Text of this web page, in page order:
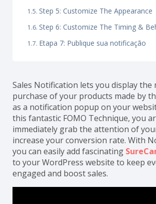
Step 5: Customize The Appearance
Step 6: Customize The Timing &
Etapa 7: Publique sua notificação
Sales Notification lets you display the
purchase of your products made by
as a notification popup on your
this fantastic FOMO Technique, you
immediately grab the attention of
increase your conversion rate. With
you can easily add fascinating
to your WordPress website to keep
engaged and boost sales.